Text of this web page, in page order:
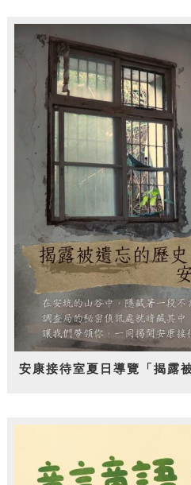
安康接待室夏日導覽「揭露